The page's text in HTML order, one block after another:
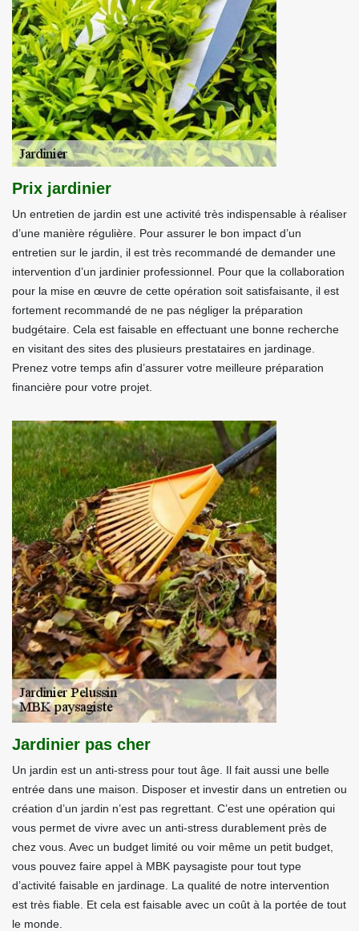
Prix jardinier
Un entretien de jardin est une activité très indispensable à réaliser
d’une manière régulière. Pour assurer le bon impact d’un
entretien sur le jardin, il est très recommandé de demander une
intervention d’un jardinier professionnel. Pour que la collaboration
pour la mise en œuvre de cette opération soit satisfaisante, il est
fortement recommandé de ne pas négliger la préparation
budgétaire. Cela est faisable en effectuant une bonne recherche
en visitant des sites des plusieurs prestataires en jardinage.
Prenez votre temps afin d’assurer votre meilleure préparation
financière pour votre projet.
Jardinier pas cher
Un jardin est un anti-stress pour tout âge. Il fait aussi une belle
entrée dans une maison. Disposer et investir dans un entretien ou
création d’un jardin n’est pas regrettant. C’est une opération qui
vous permet de vivre avec un anti-stress durablement près de
chez vous. Avec un budget limité ou voir même un petit budget,
vous pouvez faire appel à MBK paysagiste pour tout type
d’activité faisable en jardinage. La qualité de notre intervention
est très fiable. Et cela est faisable avec un coût à la portée de tout
le monde.